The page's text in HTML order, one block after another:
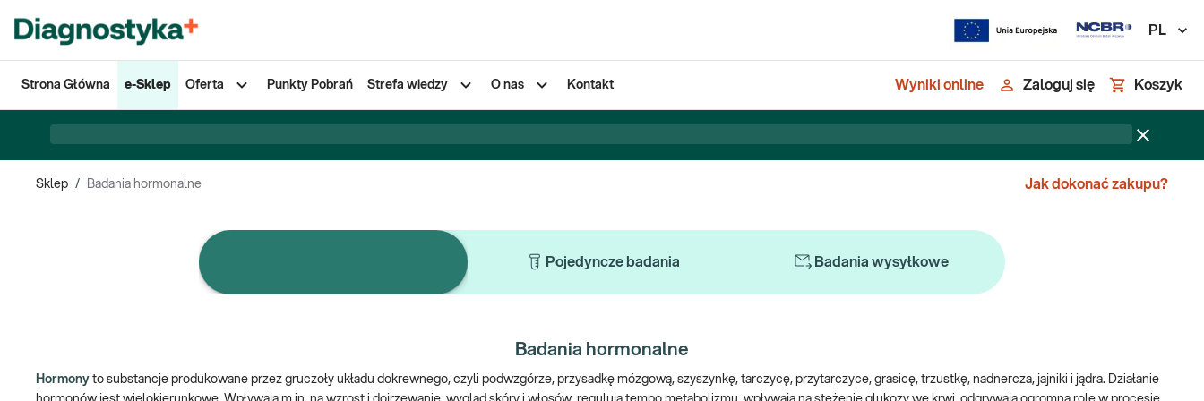
PL
Strona Główna e-Sklep Oferta Punkty Pobrań Strefa wiedzy O nas Kontakt Wyniki online Zaloguj się Koszyk
Sklep / Badania hormonalne Jak dokonać zakupu?
Pojedyncze badania Badania wysyłkowe
Badania hormonalne
Hormony to substancje produkowane przez gruczoły układu dokrewnego, czyli podwzgórze, przysadkę mózgową, szyszynkę, tarczycę, przytarczyce, grasicę, trzustkę, nadnercza, jajniki i jądra. Działanie